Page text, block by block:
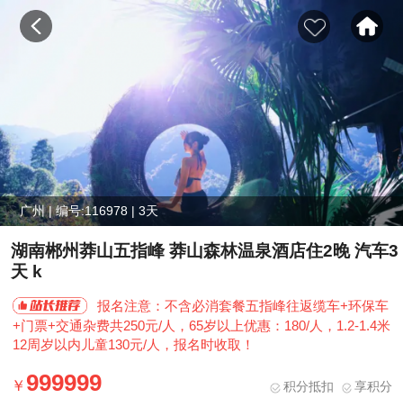
广州 | 编号:116978 | 3天
湖南郴州莽山五指峰 莽山森林温泉酒店住2晚 汽车3
天 k
报名注意：不含必消套餐五指峰往返缆车+环保车
+门票+交通杂费共250元/人，65岁以上优惠：180/人，1.2-1.4米
12周岁以内儿童130元/人，报名时收取！
999999 积分抵扣 享积分